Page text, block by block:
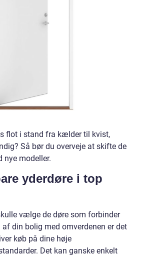
flot i stand fra kælder til kvist,
Så bør du overveje at skifte de
nye modeller.
yderdøre i top
vælge de døre som forbinder
din bolig med omverdenen er det
køb på dine høje
Det kan ganske enkelt